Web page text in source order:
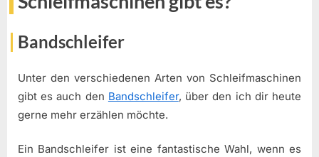
Bandschleifer
Unter den verschiedenen Arten von Schleifmaschinen
gibt es auch den Bandschleifer, über den ich dir heute
gerne mehr erzählen möchte.
Ein Bandschleifer ist eine fantastische Wahl, wenn es